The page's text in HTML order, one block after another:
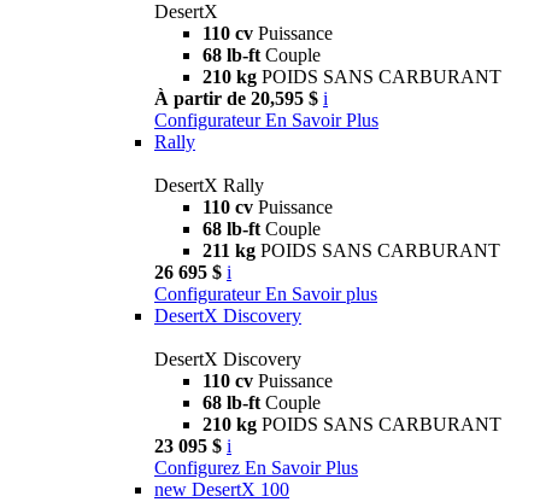
DesertX
110 cv Puissance
68 lb-ft Couple
210 kg POIDS SANS CARBURANT
À partir de 20,595 $ i
Configurateur En Savoir Plus
Rally
DesertX Rally
110 cv Puissance
68 lb-ft Couple
211 kg POIDS SANS CARBURANT
26 695 $ i
Configurateur En Savoir plus
DesertX Discovery
DesertX Discovery
110 cv Puissance
68 lb-ft Couple
210 kg POIDS SANS CARBURANT
23 095 $ i
Configurez En Savoir Plus
new DesertX 100